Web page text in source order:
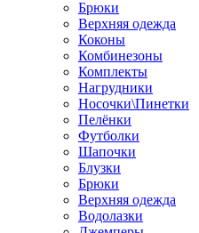
Брюки
Верхняя одежда
Коконы
Комбинезоны
Комплекты
Нагрудники
Носочки\Пинетки
Пелёнки
Футболки
Шапочки
Блузки
Брюки
Верхняя одежда
Водолазки